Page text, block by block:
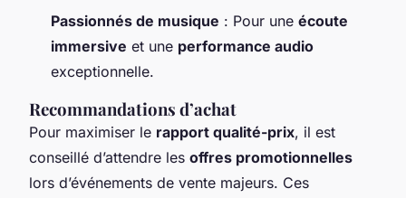
Passionnés de musique : Pour une écoute
immersive et une performance audio
exceptionnelle.
Recommandations d’achat
Pour maximiser le rapport qualité-prix, il est
conseillé d’attendre les offres promotionnelles
lors d’événements de vente majeurs. Ces